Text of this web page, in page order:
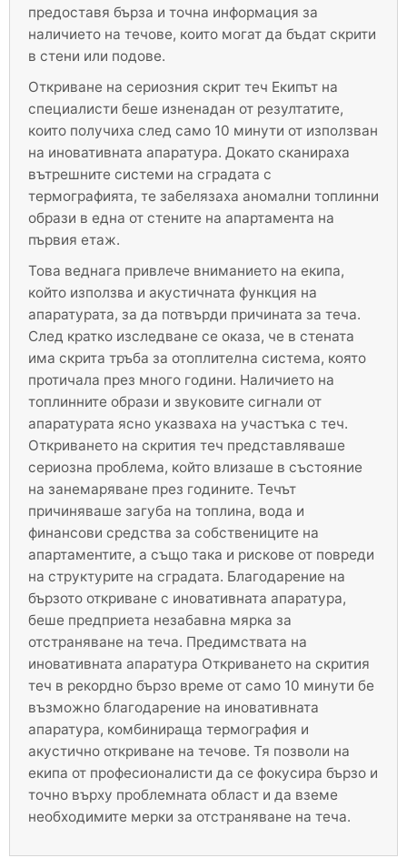
предоставя бърза и точна информация за
наличието на течове, които могат да бъдат скрити
в стени или подове.
Откриване на сериозния скрит теч Екипът на
специалисти беше изненадан от резултатите,
които получиха след само 10 минути от използван
на иновативната апаратура. Докато сканираха
вътрешните системи на сградата с
термографията, те забелязаха аномални топлинни
образи в една от стените на апартамента на
първия етаж.
Това веднага привлече вниманието на екипа,
който използва и акустичната функция на
апаратурата, за да потвърди причината за теча.
След кратко изследване се оказа, че в стената
има скрита тръба за отоплителна система, която
протичала през много години. Наличието на
топлинните образи и звуковите сигнали от
апаратурата ясно указваха на участъка с теч.
Откриването на скрития теч представляваше
сериозна проблема, който влизаше в състояние
на занемаряване през годините. Течът
причиняваше загуба на топлина, вода и
финансови средства за собствениците на
апартаментите, а също така и рискове от повреди
на структурите на сградата. Благодарение на
бързото откриване с иновативната апаратура,
беше предприета незабавна мярка за
отстраняване на теча. Предимствата на
иновативната апаратура Откриването на скрития
теч в рекордно бързо време от само 10 минути бе
възможно благодарение на иновативната
апаратура, комбинираща термография и
акустично откриване на течове. Тя позволи на
екипа от професионалисти да се фокусира бързо и
точно върху проблемната област и да вземе
необходимите мерки за отстраняване на теча.